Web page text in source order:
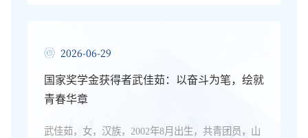
2026-06-29
国家奖学金获得者武佳茹：以奋斗为笔，绘就
青春华章
武佳茹，女，汉族，2002年8月出生，共青团员，山